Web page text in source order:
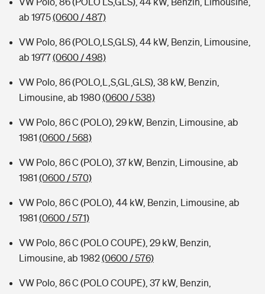
ab 1975(0600 / 487)
VW Polo, 86 (POLO,LS,GLS), 44 kW, Benzin, Limousine,
ab 1977(0600 / 498)
VW Polo, 86 (POLO,L,S,GL,GLS), 38 kW, Benzin,
Limousine, ab 1980(0600 / 538)
VW Polo, 86 C (POLO), 29 kW, Benzin, Limousine, ab
1981 (0600 / 568)
VW Polo, 86 C (POLO), 37 kW, Benzin, Limousine, ab
1981 (0600 / 570)
VW Polo, 86 C (POLO), 44 kW, Benzin, Limousine, ab
1981 (0600 / 571)
VW Polo, 86 C (POLO COUPE), 29 kW, Benzin,
Limousine, ab 1982(0600 / 576)
VW Polo, 86 C (POLO COUPE), 37 kW, Benzin,